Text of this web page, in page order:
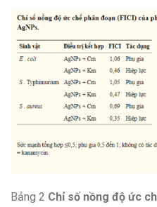
Bảng 2 Chỉ số nồng độ ức